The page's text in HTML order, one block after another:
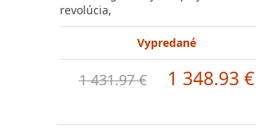
revolúcia,
Vypredané
1 431.97 € 1 348.93 €